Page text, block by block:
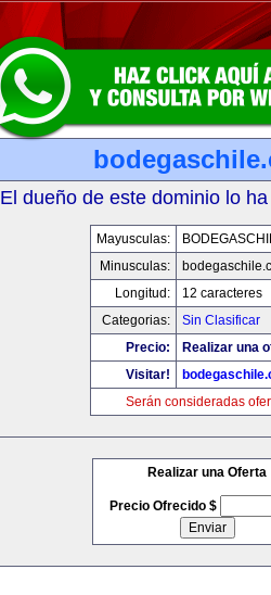
El dueño de este dominio lo
Mayusculas:
Minusculas:
Longitud:
12 caracteres
Categorias:
Sin Clasificar
Precio:
Realizar una
Visitar!
Serán consideradas
Realizar una Oferta
Precio Ofrecido $